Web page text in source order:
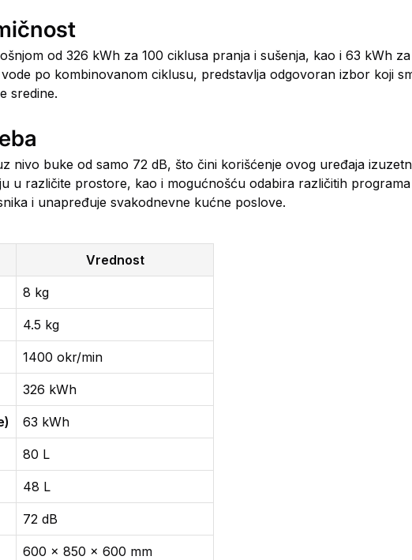
od 326 kWh za 100 ciklusa pranja i sušenja, kao i 63 kWh
po kombinovanom ciklusu, predstavlja odgovoran izbor koji
sredine.
nivo buke od samo 72 dB, što čini korišćenje ovog uređaja
u različite prostore, kao i mogućnošću odabira različitih
i unapređuje svakodnevne kućne poslove.
Vrednost
8 kg
4.5 kg
1400 okr/min
326 kWh
63 kWh
80 L
48 L
72 dB
600 x 850 x 600 mm